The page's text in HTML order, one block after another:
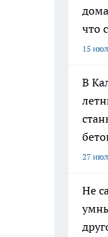
что
15
В
27
Не